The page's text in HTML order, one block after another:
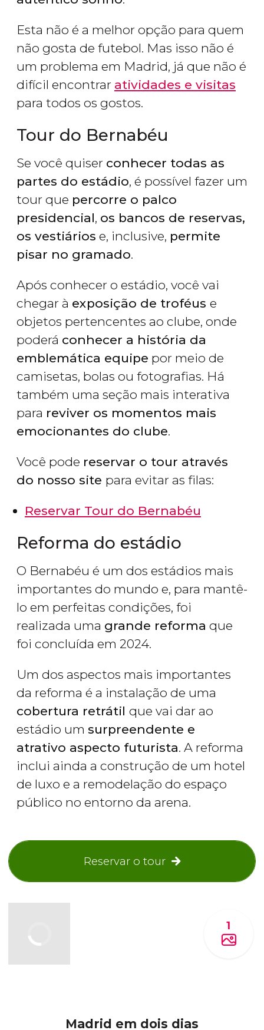
Esta não é a melhor opção para quem
não gosta de futebol. Mas isso não é
um problema em Madrid, já que não é
difícil encontrar atividades e visitas
para todos os gostos.
Tour do Bernabéu
Se você quiser conhecer todas as
partes do estádio, é possível fazer um
tour que percorre o palco
presidencial, os bancos de reservas,
os vestiários e, inclusive, permite
pisar no gramado.
Após conhecer o estádio, você vai
chegar à exposição de troféus e
objetos pertencentes ao clube, onde
poderá conhecer a história da
emblemática equipe por meio de
camisetas, bolas ou fotografias. Há
também uma seção mais interativa
para reviver os momentos mais
emocionantes do clube.
Você pode reservar o tour através
do nosso site para evitar as filas:
Reservar Tour do Bernabéu
Reforma do estádio
O Bernabéu é um dos estádios mais
importantes do mundo e, para mantê-
lo em perfeitas condições, foi
realizada uma grande reforma que
foi concluída em 2024.
Um dos aspectos mais importantes
da reforma é a instalação de uma
cobertura retrátil que vai dar ao
estádio um surpreendente e
atrativo aspecto futurista. A reforma
inclui ainda a construção de um hotel
de luxo e a remodelação do espaço
público no entorno da arena.
Reservar o tour
1
Madrid em dois dias